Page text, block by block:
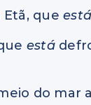
Etã, queestá
está
do mar